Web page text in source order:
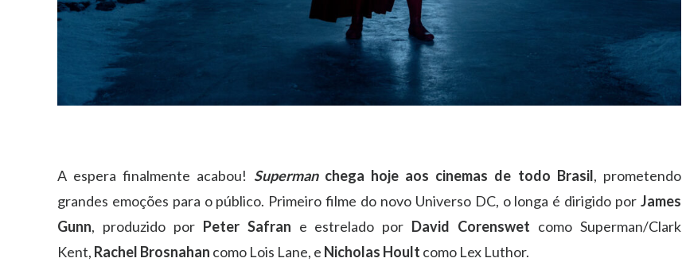
A espera finalmente acabou! Supermanchega hoje aos cinemas de todo Brasil, prometendo
grandes emoções para o público. Primeiro filme do novo Universo DC, o longa é dirigido por James
Gunn, produzido por Peter Safran e estrelado por David Corenswet como Superman/Clark
Kent, Rachel Brosnahan como Lois Lane, e Nicholas Hoult como Lex Luthor.